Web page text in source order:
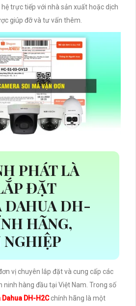
trực tiếp với nhà sản xuất hoặc dịch
giúp đỡ và tư vấn thêm.
PHÁT LÀ
ĐẶT
DAHUA DH-
HÃNG,
NGHIỆP
vị chuyên lắp đặt và cung cấp các
ninh hàng đầu tại Việt Nam. Trong số
DH-H2Cchính hãng là một